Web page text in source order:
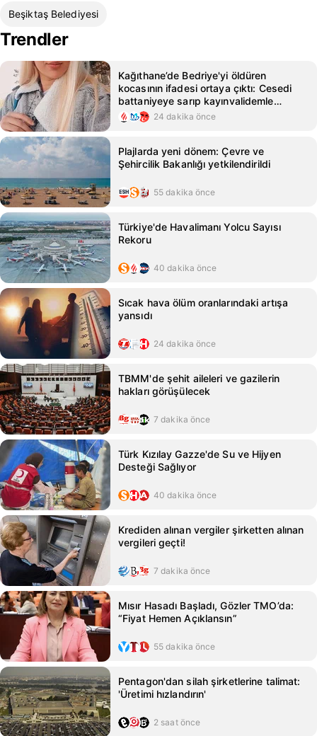
Beşiktaş Belediyesi
Trendler
Kağıthane’de Bedriye'yi öldüren
kocasının ifadesi ortaya çıktı: Cesedi
battaniyeye sarıp kayınvalidemle
sohbet ettim24 dakika önce
Plajlarda yeni dönem: Çevre ve
Şehircilik Bakanlığı yetkilendirildi
55 dakika önce
Türkiye'de Havalimanı Yolcu Sayısı
Rekoru
40 dakika önce
Sıcak hava ölüm oranlarındaki artışa
yansıdı
24 dakika önce
TBMM'de şehit aileleri ve gazilerin
hakları görüşülecek
7 dakika önce
Türk Kızılay Gazze'de Su ve Hijyen
Desteği Sağlıyor
40 dakika önce
Krediden alınan vergiler şirketten alınan
vergileri geçti!
7 dakika önce
Mısır Hasadı Başladı, Gözler TMO’da:
“Fiyat Hemen Açıklansın”
55 dakika önce
Pentagon'dan silah şirketlerine talimat:
'Üretimi hızlandırın'
2 saat önce